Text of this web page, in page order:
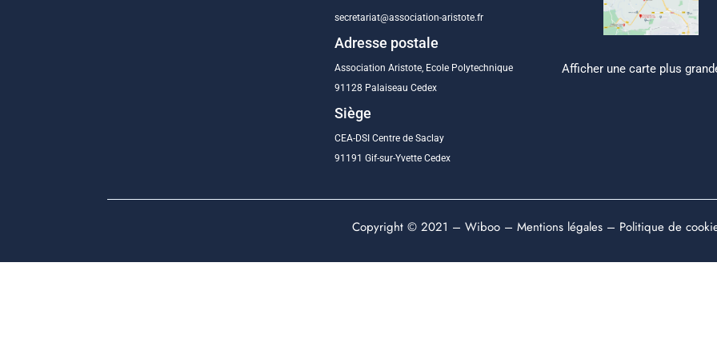
secretariat@association-aristote.fr
Adresse postale
Association Aristote, Ecole Polytechnique
91128 Palaiseau Cedex
Siège
CEA-DSI Centre de Saclay
91191 Gif-sur-Yvette Cedex
Afficher une carte plus
Copyright © 2021 – Wiboo– Mentions légales– Politique de